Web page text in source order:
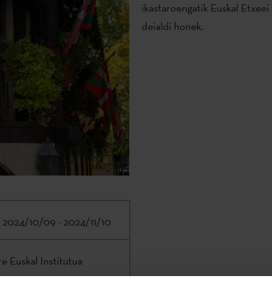
ikastaroengatik Euskal
deialdi honek.
2024/10/09 - 2024/11/10
Euskal Institutua